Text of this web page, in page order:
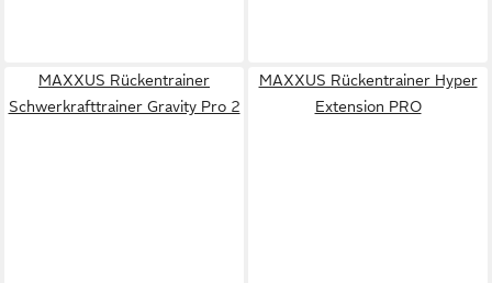
MAXXUS Rückentrainer
Schwerkrafttrainer Gravity Pro 2
MAXXUS Rückentrainer Hyper
Extension PRO